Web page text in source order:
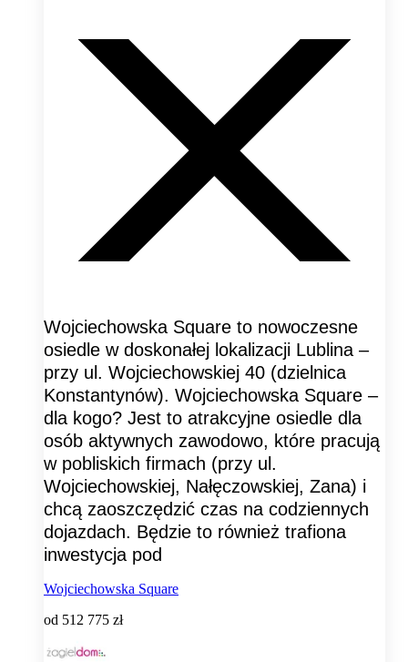
Wojciechowska Square to nowoczesne
osiedle w doskonałej lokalizacji Lublina –
przy ul. Wojciechowskiej 40 (dzielnica
Konstantynów). Wojciechowska Square –
dla kogo? Jest to atrakcyjne osiedle dla
osób aktywnych zawodowo, które pracują
w pobliskich firmach (przy ul.
Wojciechowskiej, Nałęczowskiej, Zana) i
chcą zaoszczędzić czas na codziennych
dojazdach. Będzie to również trafiona
inwestycja pod
Wojciechowska Square
od 512 775 zł